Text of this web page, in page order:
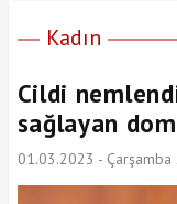
Kadın
Cildi
sağlayan
01.03.2023 - Çarşamba